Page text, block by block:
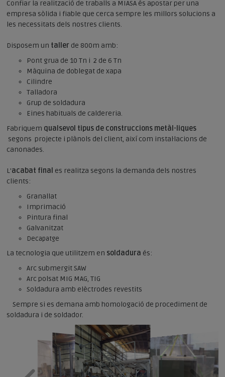
Confiar la realització de traballs a MIASA és apostar per una
empresa sòlida i fiable que cerca sempre les millors solucions a
les necessitats dels nostres clients.
Disposem un taller de 800m amb:
Pont grua de 10 Tn i 2 de 6 Tn
Màquina de doblegat de xapa
Cilindre
Talladora
Grup de soldadura
Eines habituals de caldereria.
Fabriquem qualsevol tipus de construccions metàl-liques
segons projecte i plànols del client, així com instal·lacions de
canonades.
L'acabat final es realitza segons la demanda dels nostres
clients:
Granallat
Imprimació
Pintura final
Galvanitzat
Decapatge
La tecnologia que utilitzem en soldadura és:
Arc submergit SAW
Arc polsat MIG MAG, TIG
Soldadura amb elèctrodes revestits
Sempre si es demana amb homologació de procediment de
soldadura i de soldador.